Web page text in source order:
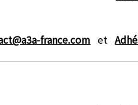
france.com et